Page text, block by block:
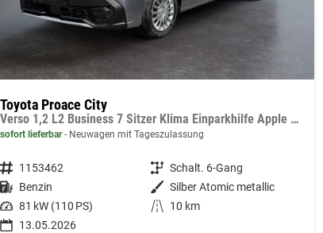
Toyota Proace City
Verso 1,2 L2 Business 7 Sitzer Klima Einparkhilfe Apple Tempomat DAB 10 Zoll Display Regensensor
sofort lieferbar Neuwagen mit Tageszulassung
Fahrzeugnummer 1153462 Getriebe Schalt. 6-Gang
Kraftstoff Benzin Außenfarbe Silber Atomic metallic
Leistung 81 kW (110 PS) Kilometerstand
10 km
13.05.2026